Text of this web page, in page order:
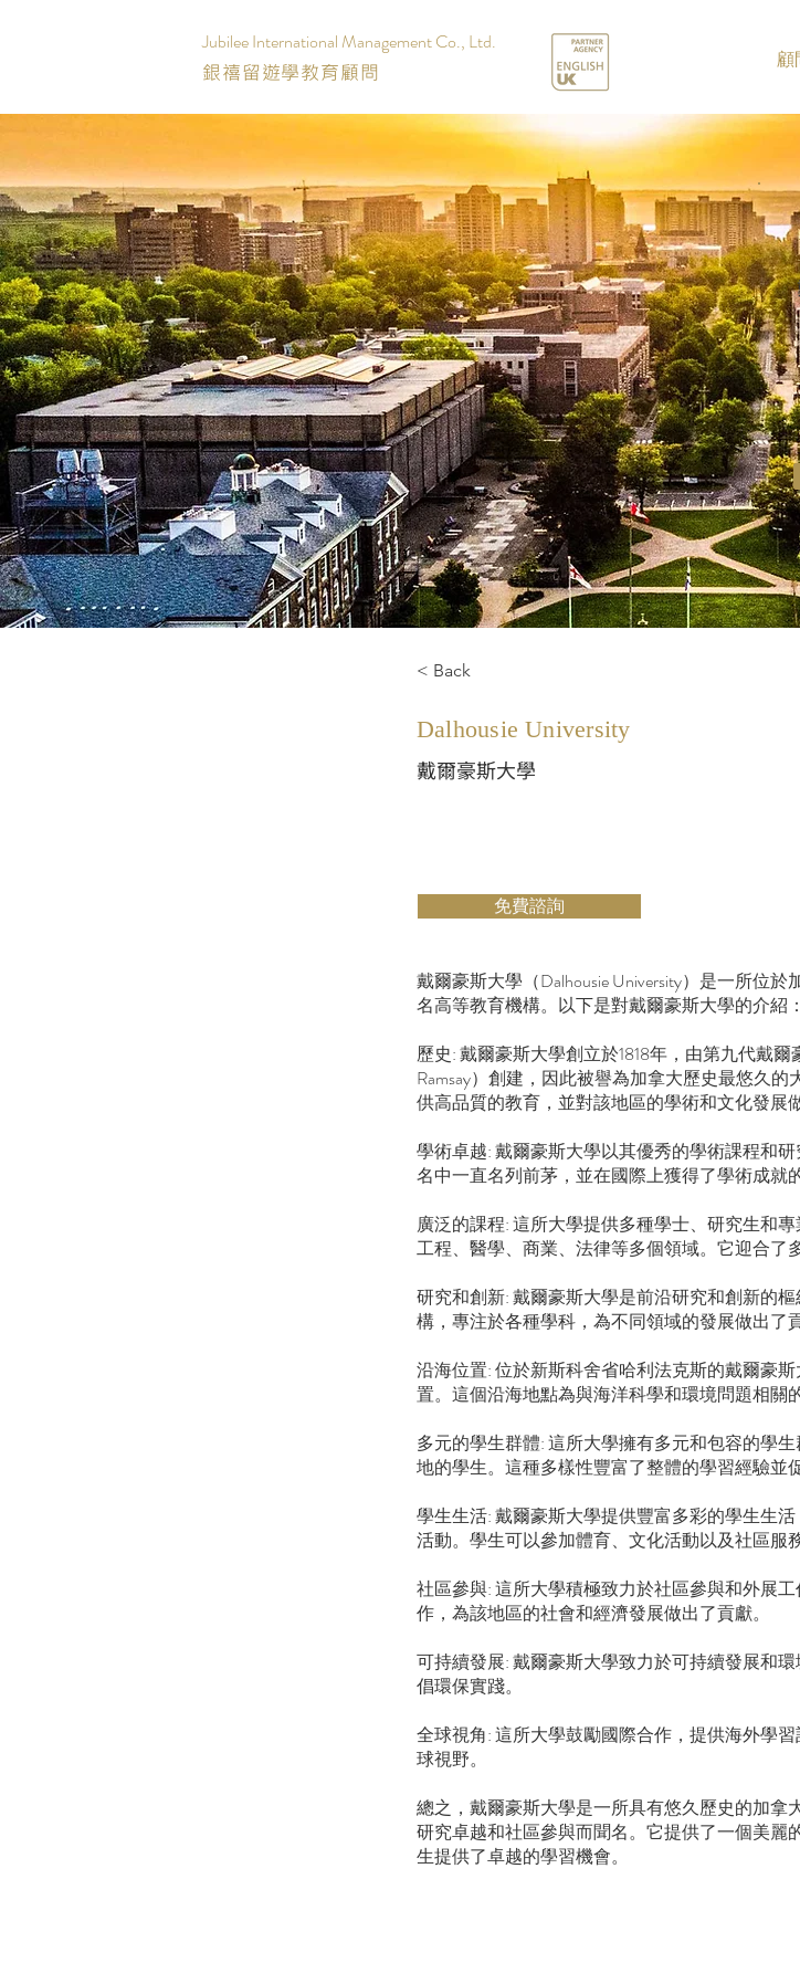
Jubilee International Management Co., Ltd.
銀禧留遊學教育顧問 顧
< Back
Dalhousie University
戴爾豪斯大學
免費諮詢
戴爾豪斯大學（Dalhousie University）是一所位
名高等教育機構。以下是對戴爾豪斯大學的介紹：
歷史: 戴爾豪斯大學創立於1818年，由第九代戴爾
Ramsay）創建，因此被譽為加拿大歷史最悠久
供高品質的教育，並對該地區的學術和文化發展
學術卓越: 戴爾豪斯大學以其優秀的學術課程和
名中一直名列前茅，並在國際上獲得了學術成就
廣泛的課程: 這所大學提供多種學士、研究生和
工程、醫學、商業、法律等多個領域。它迎合了
研究和創新: 戴爾豪斯大學是前沿研究和創新的
構，專注於各種學科，為不同領域的發展做出了貢
沿海位置: 位於新斯科舍省哈利法克斯的戴爾豪
置。這個沿海地點為與海洋科學和環境問題相關
多元的學生群體: 這所大學擁有多元和包容的學
地的學生。這種多樣性豐富了整體的學習經驗並
學生生活: 戴爾豪斯大學提供豐富多彩的學生生
活動。學生可以參加體育、文化活動以及社區服
社區參與: 這所大學積極致力於社區參與和外展
作，為該地區的社會和經濟發展做出了貢獻。
可持續發展: 戴爾豪斯大學致力於可持續發展和
倡環保實踐。
全球視角: 這所大學鼓勵國際合作，提供海外學
球視野。
總之，戴爾豪斯大學是一所具有悠久歷史的加拿
研究卓越和社區參與而聞名。它提供了一個美麗
生提供了卓越的學習機會。